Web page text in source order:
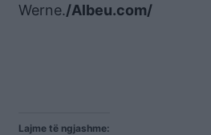
Werne./Albeu.com/
Lajme të ngjashme: